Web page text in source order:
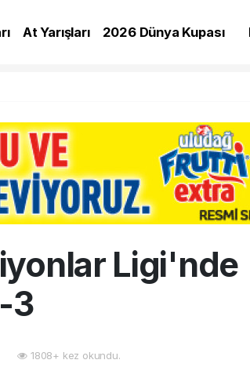
At Yarışları
2026 Dünya Kupası
Ligi'nde
3
1808+ kez okundu.